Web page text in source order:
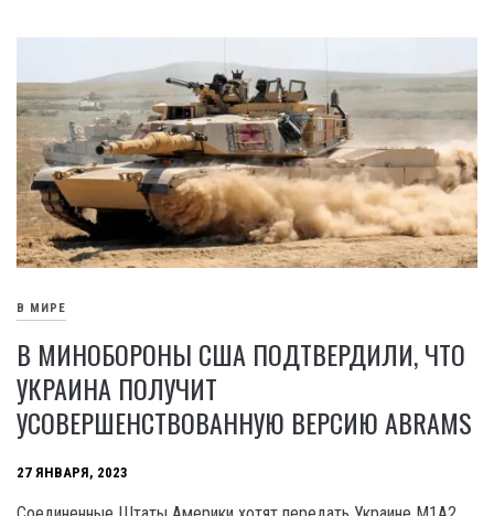
В МИРЕ
В МИНОБОРОНЫ США ПОДТВЕРДИЛИ, ЧТО
УКРАИНА ПОЛУЧИТ
УСОВЕРШЕНСТВОВАННУЮ ВЕРСИЮ ABRAMS
27 ЯНВАРЯ, 2023